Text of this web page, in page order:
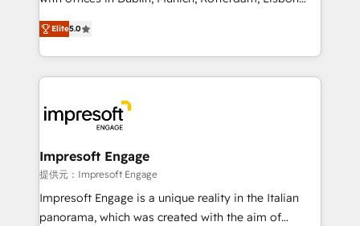
and New York. 🔎 We are focused on enhancing
revenue-generation strategies for clients through
complete integration of core business processes
and systems (such as ERP and e-commerce
results. 🎯 We present a solution-centric approach
and we're focused on HubSpot. We work with some
of HubSpot's most important customers to generate
value from the platform in the long term. 🤖 We have
worked 400+ HubSpot customers across industries
but specialise in the more complex projects where
Elite5.0
Impresoft Engage
提供元：Impresoft Engage
Impresoft Engage is a unique reality in the Italian
panorama, which was created with the aim of